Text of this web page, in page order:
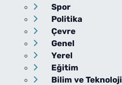
Spor
Politika
Çevre
Genel
Yerel
Eğitim
Bilim ve Teknoloji